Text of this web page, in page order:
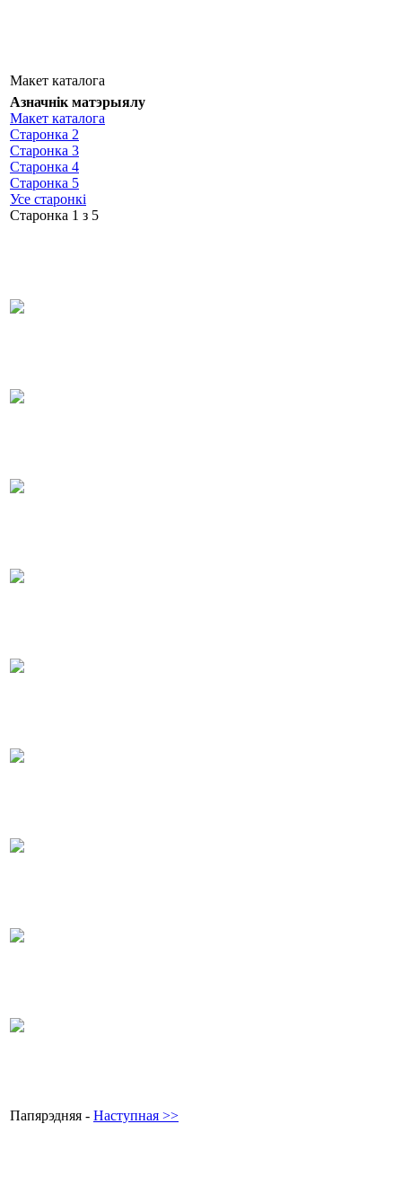
Макет каталога
Азначнік матэрыялу
Макет каталога
Старонка 2
Старонка 3
Старонка 4
Старонка 5
Усе старонкі
Старонка 1 з 5
Папярэдняя - Наступная >>